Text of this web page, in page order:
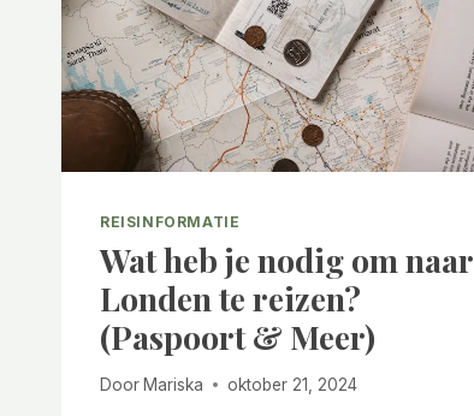
REISINFORMATIE
Wat heb je nodig om naar
Londen te reizen?
(Paspoort & Meer)
Door Mariska oktober 21, 2024